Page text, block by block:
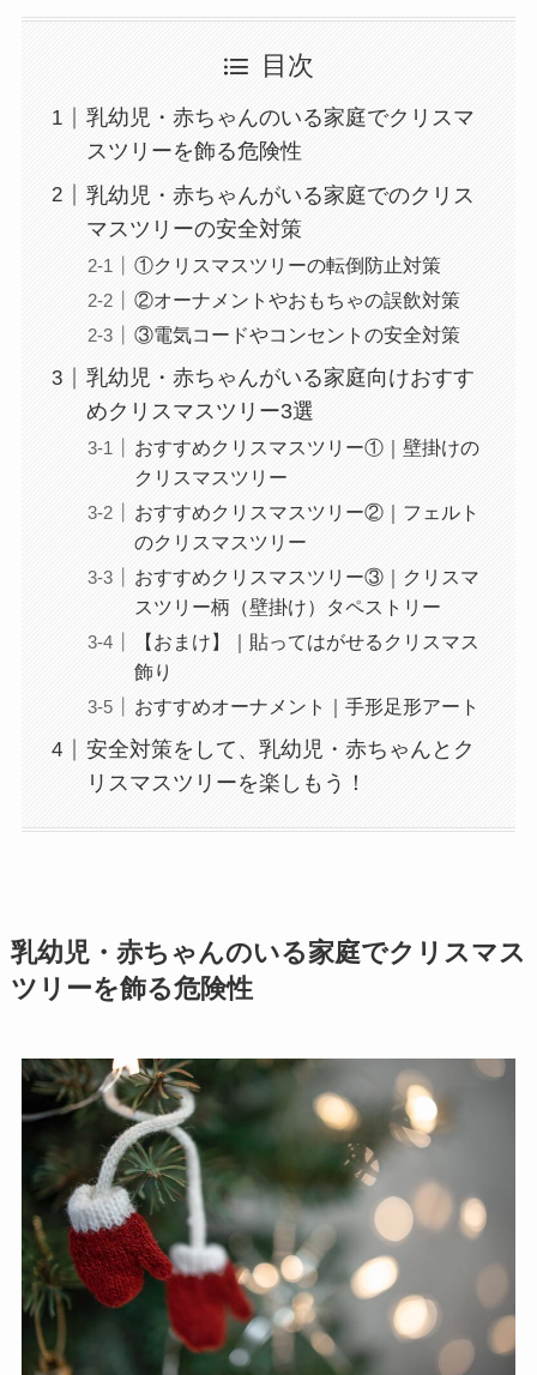
目次
乳幼児・赤ちゃんのいる家庭でクリスマ
スツリーを飾る危険性
乳幼児・赤ちゃんがいる家庭でのクリス
マスツリーの安全対策
①クリスマスツリーの転倒防止対策
②オーナメントやおもちゃの誤飲対策
③電気コードやコンセントの安全対策
乳幼児・赤ちゃんがいる家庭向けおすす
めクリスマスツリー3選
おすすめクリスマスツリー①｜壁掛けの
クリスマスツリー
おすすめクリスマスツリー②｜フェルト
のクリスマスツリー
おすすめクリスマスツリー③｜クリスマ
スツリー柄（壁掛け）タペストリー
【おまけ】｜貼ってはがせるクリスマス
飾り
おすすめオーナメント｜手形足形アート
安全対策をして、乳幼児・赤ちゃんとク
リスマスツリーを楽しもう！
乳幼児・赤ちゃんのいる家庭でクリスマス
ツリーを飾る危険性